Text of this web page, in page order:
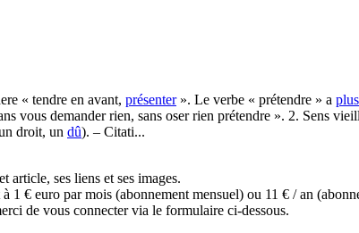
« tendre en avant, présenter». Le verbe « prétendre » a
vous demander rien, sans oser rien prétendre ». 2. Sens
droit, un dû). – Citati...
article, ses liens et ses images.
1 € euro par mois (abonnement mensuel) ou 11 € / an
de vous connecter via le formulaire ci-dessous.